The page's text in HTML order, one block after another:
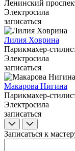
Ленинский
Электросила
записаться
Лилия Ховрина
Парикмахер-
Электросила
записаться
Макарова Нигина
Парикмахер-
Электросила
записаться
Записаться к